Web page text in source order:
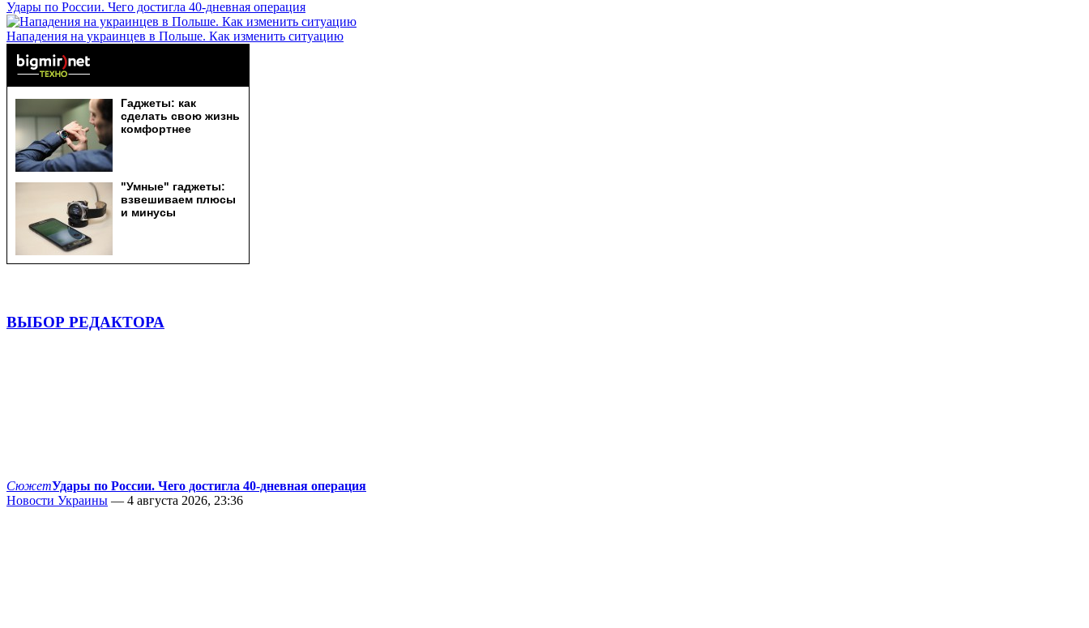
Удары по России. Чего достигла 40-дневная операция
Нападения на украинцев в Польше. Как изменить ситуацию
ВЫБОР РЕДАКТОРА
СюжетУдары по России. Чего достигла 40-дневная операция
Новости Украины — 4 августа 2026, 23:36